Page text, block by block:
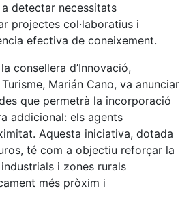
detectar necessitats
projectes col·laboratius i
efectiva de coneixement.
consellera d’Innovació,
Marián Cano, va anunciar
que permetrà la incorporació
addicional: els agents
Aquesta iniciativa, dotada
té com a objectiu reforçar la
i zones rurals
més pròxim i